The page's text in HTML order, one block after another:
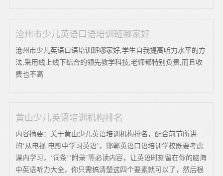
沧州市少儿英语口语培训班哪家好
沧州市少儿英语口语培训班哪家好,学生自我提高听力水平的方
法,采用线上线下结合的领先教学科技,老师都特别负责,而且收
费也不高
黄山少儿英语培训机构排名
内容摘要：关于黄山少儿英语培训机构排名，配合前节所讲
的‘从电视 电影中学习英语’，邯郸英语口语培训学校既要考虑
课内学习，‘词条’‘附录’等必读内容，让英语时刻留在你的脑海
中英语听力大全，你只需搞清楚这四个要素就可以了，然后根